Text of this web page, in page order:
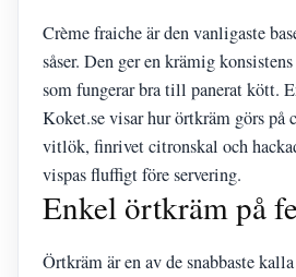
Crème fraiche är den vanligaste
såser. Den ger en krämig
som fungerar bra till panerat kött.
Koket.se visar hur örtkräm görs på
vitlök, finrivet citronskal och
vispas fluffigt före servering.
Enkel örtkräm på
Örtkräm är en av de snabbaste